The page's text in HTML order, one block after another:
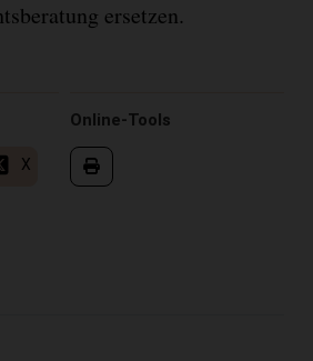
ersetzen.
Online-Tools
X